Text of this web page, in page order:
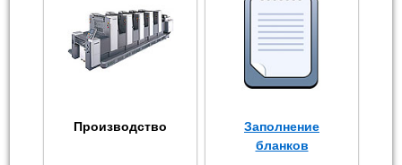
Производство
Заполнение
бланков